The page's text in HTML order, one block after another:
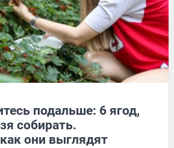
подальше: 6 ягод,
собирать.
они выглядят